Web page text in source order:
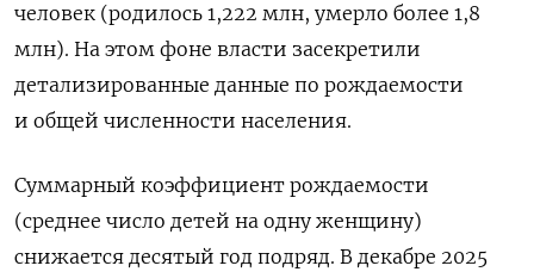
человек (родилось 1,222 млн, умерло более 1,8
млн). На этом фоне власти засекретили
детализированные данные по рождаемости
и общей численности населения.
Суммарный коэффициент рождаемости
(среднее число детей на одну женщину)
снижается десятый год подряд. В декабре 2025